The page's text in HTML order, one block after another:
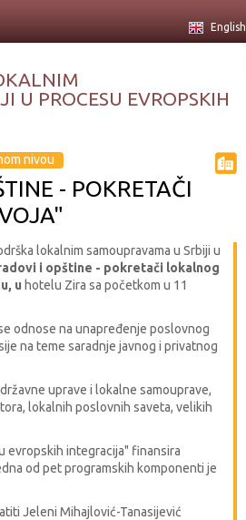
English
U PROCESU EVROPSKIH
nivou
- POKRETAČI
lokalnim samoupravama u Srbiji u
i opštine - pokretači lokalnog
u hotelu Zira sa početkom u 11
odnose na unapređenje poslovnog
na teme saradnje javnog i privatnog
uprave i lokalne samouprave,
lokalnih poslovnih saveta, velikih
evropskih integracija" finansira
od pet programskih komponenti je
Jeleni Mihajlović-Tanasijević